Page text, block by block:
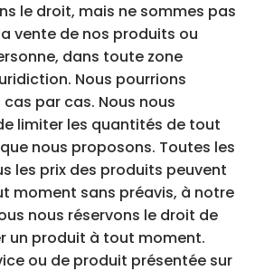
le droit, mais ne sommes pas
vente de nos produits ou
dans toute zone
Nous pourrions
par cas. Nous nous
limiter les quantités de tout
nous proposons. Toutes les
les prix des produits peuvent
moment sans préavis, à notre
nous réservons le droit de
un produit à tout moment.
ou de produit présentée sur